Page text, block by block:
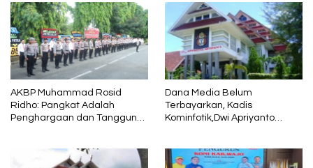
AKBP Muhammad Rosid
Ridho: Pangkat Adalah
Penghargaan dan Tanggung
Dana Media Belum
Terbayarkan, Kadis
Kominfotik,Dwi Apriyanto